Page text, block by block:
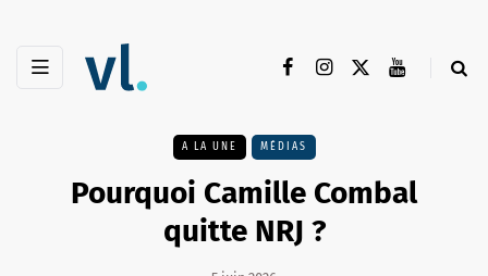
A LA UNE MÉDIAS
Pourquoi Camille Combal
quitte NRJ ?